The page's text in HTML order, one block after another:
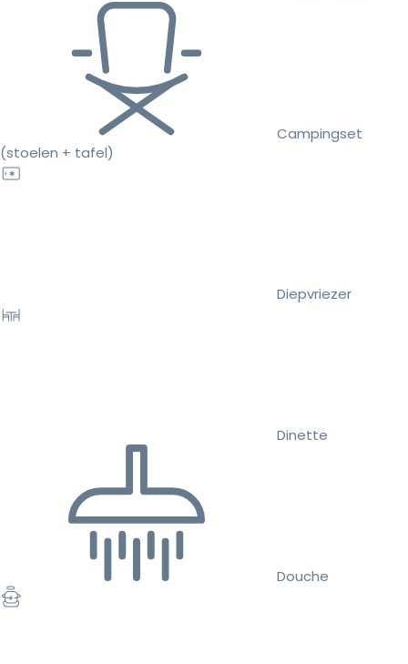
Campingset
(stoelen + tafel)
Diepvriezer
Dinette
Douche